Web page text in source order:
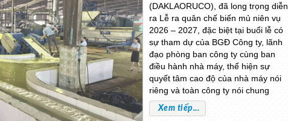
(DAKLAORUCO), đã long trọng diễn
ra Lễ ra quân chế biến mủ niên vụ
2026 – 2027, đặc biệt tại buổi lễ có
sự tham dự của BGĐ Công ty, lãnh
đạo phòng ban công ty cùng ban
điều hành nhà máy, thể hiện sự
quyết tâm cao độ của nhà máy nói
riêng và toàn công ty nói chung
Xem tiếp...